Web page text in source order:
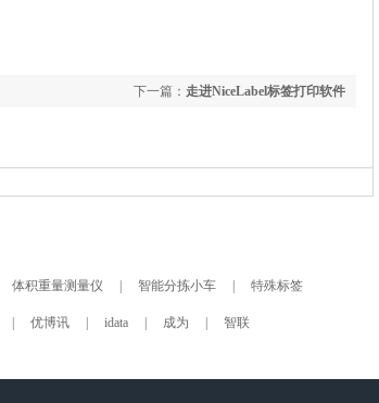
下一篇： 走进NiceLabel标签打印软件
体积重量测量仪 智能分拣小车 特殊标签
优博讯 idata 成为 智联